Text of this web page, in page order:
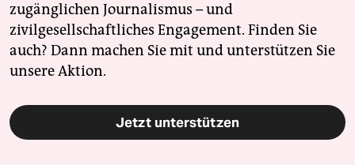
zugänglichen Journalismus – und
zivilgesellschaftliches Engagement. Finden Sie
auch? Dann machen Sie mit und unterstützen Sie
unsere Aktion.
Jetzt unterstützen